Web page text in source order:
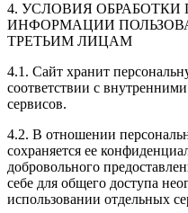
4. УСЛОВИЯ
ИНФОРМАЦИИ
ТРЕТЬИМ ЛИЦАМ
4.1. Сайт хранит
соответствии с
сервисов.
4.2. В отношении
сохраняется ее
добровольного
себе для общего доступа
использовании отдельных